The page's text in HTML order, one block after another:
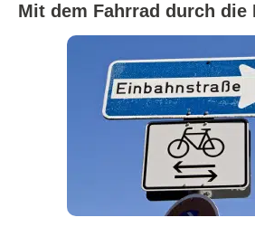
Mit dem Fahrrad durch die